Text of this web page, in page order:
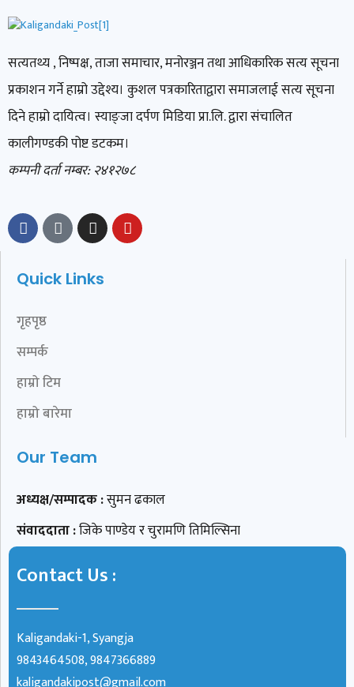
सत्यतथ्य , निष्पक्ष, ताजा समाचार, मनोरञ्जन तथा आधिकारिक सत्य सूचना
प्रकाशन गर्ने हाम्रो उद्देश्य। कुशल पत्रकारिताद्वारा समाजलाई सत्य सूचना
दिने हाम्रो दायित्व। स्याङ्जा दर्पण मिडिया प्रा.लि. द्वारा संचालित
कालीगण्डकी पोष्ट डटकम।
कम्पनी दर्ता नम्बर: २४१२७८
Quick Links
गृहपृष्ठ
सम्पर्क
हाम्रो टिम
हाम्रो बारेमा
Our Team
अध्यक्ष/सम्पादक :सुमन ढकाल
संवाददाता :जिके पाण्डेय र चुरामणि तिमिल्सिना
Contact Us :
Kaligandaki-1, Syangja
9843464508, 9847366889
kaligandakipost@gmail.com